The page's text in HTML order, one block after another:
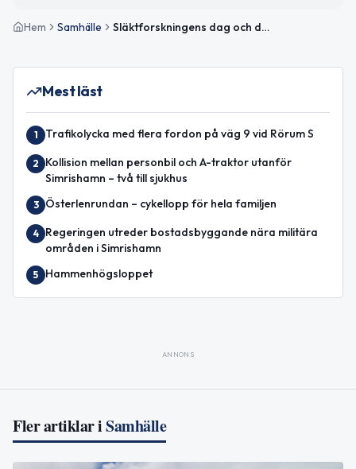
Hem Samhälle Släktforskningens dag och dagens väder i Simrishamn
Mest läst
1 Trafikolycka med flera fordon på väg 9 vid Rörum S
2
Kollision mellan personbil och A-traktor utanför
Simrishamn – två till sjukhus
3 Österlenrundan – cykellopp för hela familjen
4
Regeringen utreder bostadsbyggande nära militära
områden i Simrishamn
5 Hammenhögsloppet
ANNONS
Fler artiklar iSamhälle